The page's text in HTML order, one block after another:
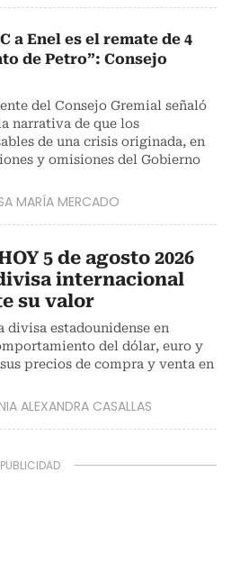
a Enel es el remate de 4
de Petro”: Consejo
del Consejo Gremial señaló
narrativa de que los
de una crisis originada, en
y omisiones del Gobierno
MARÍA MERCADO
5 de agosto 2026
internacional
su valor
divisa estadounidense en
del dólar, euro y
precios de compra y venta en
ALEXANDRA CASALLAS